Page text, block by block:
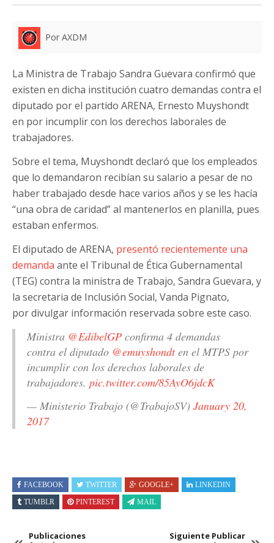
Por AXDM
La Ministra de Trabajo Sandra Guevara confirmó que
existen en dicha institución cuatro demandas contra el
diputado por el partido ARENA, Ernesto Muyshondt
en por incumplir con los derechos laborales de
trabajadores.
Sobre el tema, Muyshondt declaró que los empleados
que lo demandaron recibían su salario a pesar de no
haber trabajado desde hace varios años y se les hacía
“una obra de caridad” al mantenerlos en planilla, pues
estaban enfermos.
El diputado de ARENA, presentó recientemente una
demanda ante el Tribunal de Ética Gubernamental
(TEG) contra la ministra de Trabajo, Sandra Guevara, y
la secretaria de Inclusión Social, Vanda Pignato,
por divulgar información reservada sobre este caso.
Ministra @EdibelGP confirma 4 demandas
contra el diputado @emuyshondten el MTPS por
incumplir con los derechos laborales de
trabajadores. pic.twitter.com/85AyO6jdcK
— Ministerio Trabajo (@TrabajoSV) January 20,
2017
FACEBOOK TWITTER GOOGLE+
LINKEDIN
TUMBLR
PINTEREST MAIL
Publicaciones
Siguiente Publicar